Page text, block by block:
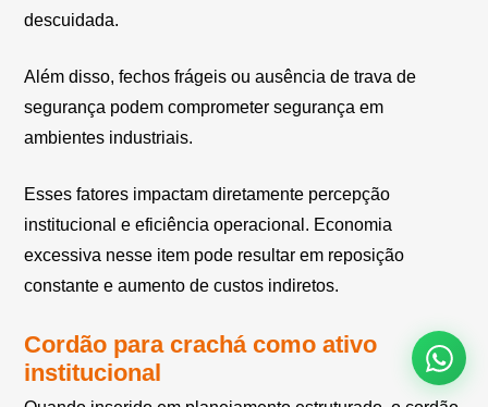
descuidada.
Além disso, fechos frágeis ou ausência de trava de
segurança podem comprometer segurança em
ambientes industriais.
Esses fatores impactam diretamente percepção
institucional e eficiência operacional. Economia
excessiva nesse item pode resultar em reposição
constante e aumento de custos indiretos.
Cordão para crachá como ativo
institucional